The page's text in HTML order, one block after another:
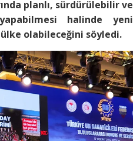
planlı, sürdürülebilir ve
halinde yeni
olabileceğini söyledi.